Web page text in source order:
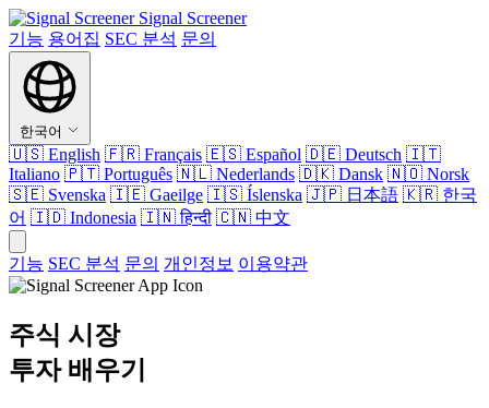
Signal Screener
기능 용어집 SEC 분석 문의
한국어
🇺🇸 English 🇫🇷 Français 🇪🇸 Español 🇩🇪 Deutsch 🇮🇹
Italiano 🇵🇹 Português 🇳🇱 Nederlands 🇩🇰 Dansk 🇳🇴 Norsk
🇸🇪 Svenska 🇮🇪 Gaeilge 🇮🇸 Íslenska 🇯🇵 日本語 🇰🇷 한국
어 🇮🇩 Indonesia 🇮🇳हिन्दी 🇨🇳 中文
기능 SEC 분석 문의 개인정보 이용약관
주식 시장
투자 배우기